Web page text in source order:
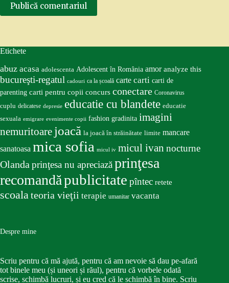
Publică comentariul
Etichete
abuz acasa adolescenta Adolescent în România amor analyze this
bucureşti-regatul cadouri ca la școală carte carti carti de
parenting carti pentru copii concurs conectare Coronavirus
cuplu delicatese depresie educatie cu blandete educatie
sexuala emigrare evenimente copii fashion gradinita imagini
nemuritoare joacă la joacă în străinătate limite mancare
sanatoasa mica sofia micul iv micul ivan nocturne
Olandaprinţesa nu apreciazăprinţesa
recomandăpublicitate pîntec retete
scoalateoria vieţii terapie umanitar vacanta
Despre mine
Scriu pentru că mă ajută, pentru că am nevoie să dau pe-afară
tot binele meu (și uneori și răul), pentru că vorbele odată
scrise, schimbă lucruri, și eu cred că le schimbă în bine. Scriu